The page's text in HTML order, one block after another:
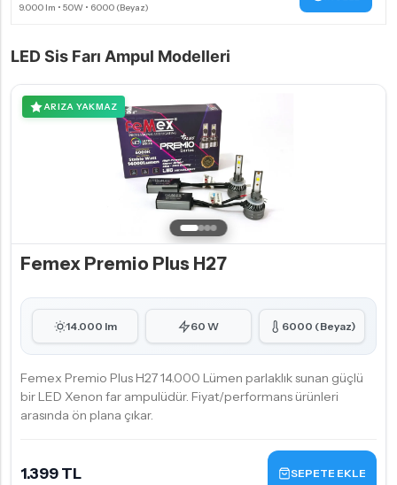
LED Sis Farı Ampul Modelleri
ARIZA YAKMAZ
Femex Premio Plus H27
14.000 lm 60 W 6000 (Beyaz)
Femex Premio Plus H27 14.000 Lümen parlaklık sunan güçlü
bir LED Xenon far ampulüdür. Fiyat/performans ürünleri
arasında ön plana çıkar.
1.399 TL SEPETE EKLE